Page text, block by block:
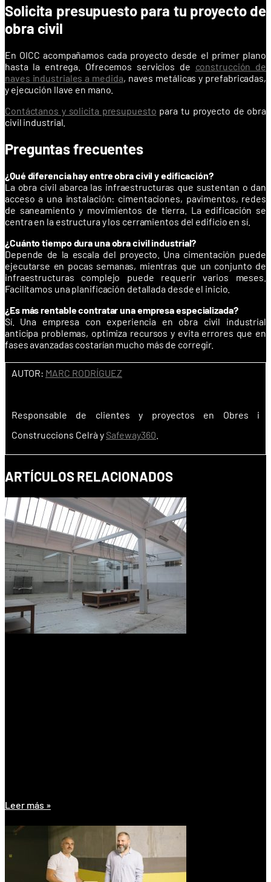
Solicita presupuesto para tu proyecto de
obra civil
En OICC acompañamos cada proyecto desde el primer plano
hasta la entrega. Ofrecemos servicios de construcción de
naves industriales a medida, naves metálicas y prefabricadas,
y ejecución llave en mano.
Contáctanos y solicita presupuesto para tu proyecto de obra
civil industrial.
Preguntas frecuentes
¿Qué diferencia hay entre obra civil y edificación?
La obra civil abarca las infraestructuras que sustentan o dan
acceso a una instalación: cimentaciones, pavimentos, redes
de saneamiento y movimientos de tierra. La edificación se
centra en la estructura y los cerramientos del edificio en sí.
¿Cuánto tiempo dura una obra civil industrial?
Depende de la escala del proyecto. Una cimentación puede
ejecutarse en pocas semanas, mientras que un conjunto de
infraestructuras complejo puede requerir varios meses.
Facilitamos una planificación detallada desde el inicio.
¿Es más rentable contratar una empresa especializada?
Sí. Una empresa con experiencia en obra civil industrial
anticipa problemas, optimiza recursos y evita errores que en
fases avanzadas costarían mucho más de corregir.
AUTOR: MARC RODRÍGUEZ
Responsable de clientes y proyectos en Obres i
Construccions Celrà y Safeway360
ARTÍCULOS RELACIONADOS
Leer más »